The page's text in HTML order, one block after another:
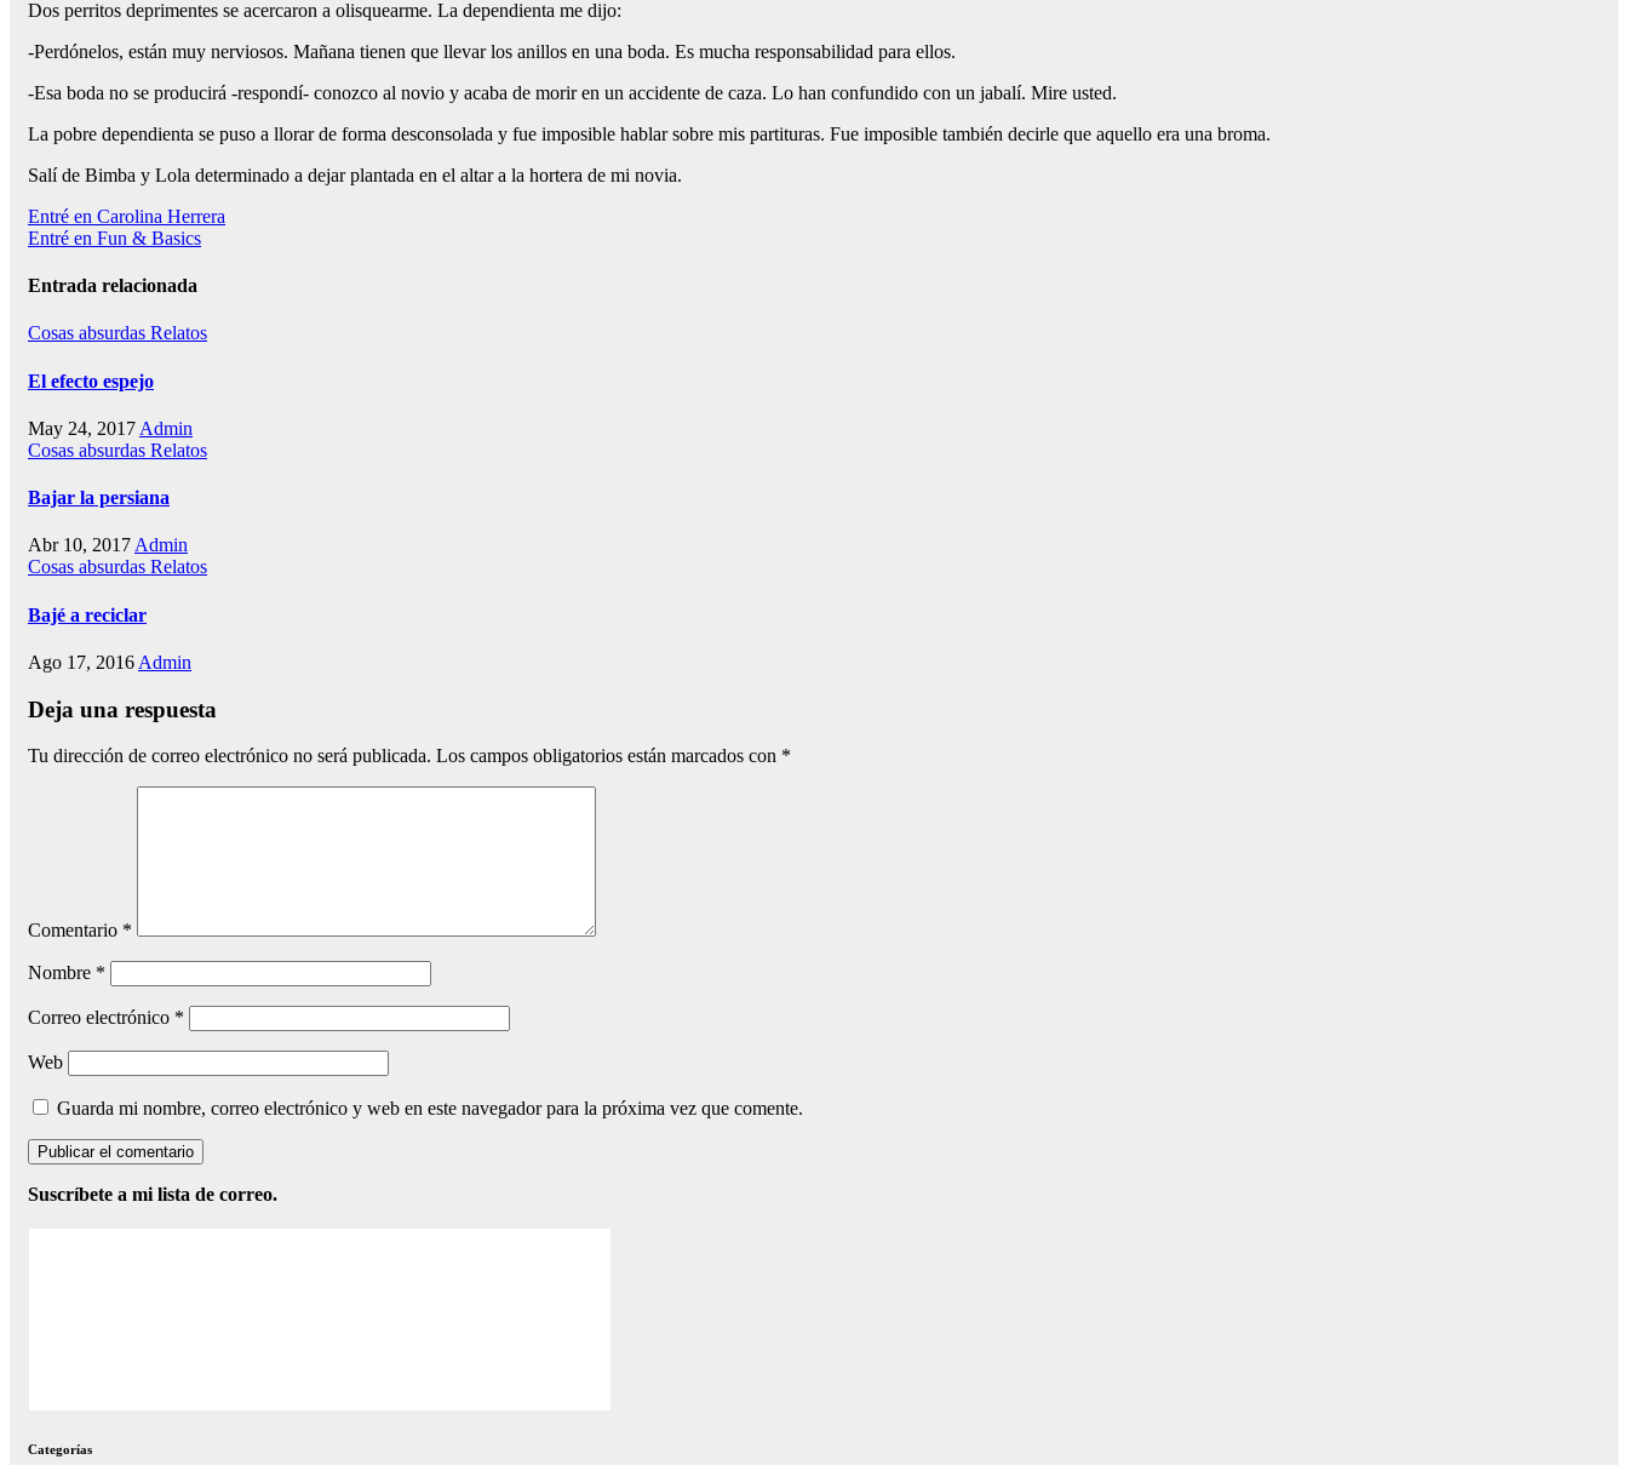
Dos perritos deprimentes se acercaron a olisquearme. La dependienta me dijo:
-Perdónelos, están muy nerviosos. Mañana tienen que llevar los anillos en una boda. Es mucha responsabilidad para ellos.
-Esa boda no se producirá -respondí- conozco al novio y acaba de morir en un accidente de caza. Lo han confundido con un jabalí. Mire usted.
La pobre dependienta se puso a llorar de forma desconsolada y fue imposible hablar sobre mis partituras. Fue imposible también decirle que aquello era una broma.
Salí de Bimba y Lola determinado a dejar plantada en el altar a la hortera de mi novia.
Navegación
de
entradas
Entré en Carolina Herrera
Entré en Fun & Basics
Entrada relacionada
Cosas absurdas Relatos
El efecto espejo
May 24, 2017 Admin
Cosas absurdas Relatos
Bajar la persiana
Abr 10, 2017Admin
Cosas absurdas Relatos
Bajé a reciclar
Ago 17, 2016 Admin
Deja una respuesta
Tu dirección de correo electrónico no será publicada. Los campos obligatorios están marcados con *
Comentario *
Nombre *
Correo electrónico *
Web
Guarda mi nombre, correo electrónico y web en este navegador para la próxima vez que comente.
Suscríbete a mi lista de correo.
Categorías